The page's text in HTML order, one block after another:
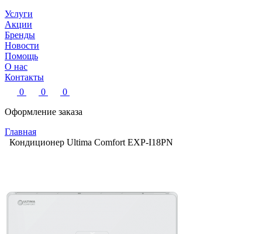
Услуги
Акции
Бренды
Новости
Помощь
О нас
Контакты
0
0
0
Оформление заказа
Главная
Кондиционер Ultima Comfort EXP-I18PN